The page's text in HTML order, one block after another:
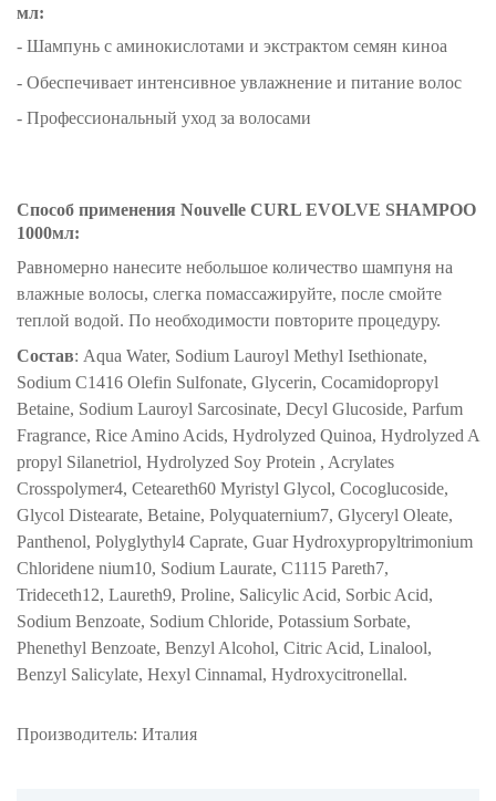
мл:
- Шампунь с аминокислотами и экстрактом семян киноа
- Обеспечивает интенсивное увлажнение и питание волос
- Профессиональный уход за волосами
Способ применения Nouvelle CURL EVOLVE SHAMPOO
1000мл:
Равномерно нанесите небольшое количество шампуня на
влажные волосы, слегка помассажируйте, после смойте
теплой водой. По необходимости повторите процедуру.
Состав: Aqua Water, Sodium Lauroyl Methyl Isethionate,
Sodium C1416 Olefin Sulfonate, Glycerin, Cocamidopropyl
Betaine, Sodium Lauroyl Sarcosinate, Decyl Glucoside, Parfum
Fragrance, Rice Amino Acids, Hydrolyzed Quinoa, Hydrolyzed A
propyl Silanetriol, Hydrolyzed Soy Protein , Acrylates
Crosspolymer4, Ceteareth60 Myristyl Glycol, Cocoglucoside,
Glycol Distearate, Betaine, Polyquaternium7, Glyceryl Oleate,
Panthenol, Polyglythyl4 Caprate, Guar Hydroxypropyltrimonium
Chloridene nium10, Sodium Laurate, C1115 Pareth7,
Trideceth12, Laureth9, Proline, Salicylic Acid, Sorbic Acid,
Sodium Benzoate, Sodium Chloride, Potassium Sorbate,
Phenethyl Benzoate, Benzyl Alcohol, Citric Acid, Linalool,
Benzyl Salicylate, Hexyl Cinnamal, Hydroxycitronellal.
Производитель: Италия